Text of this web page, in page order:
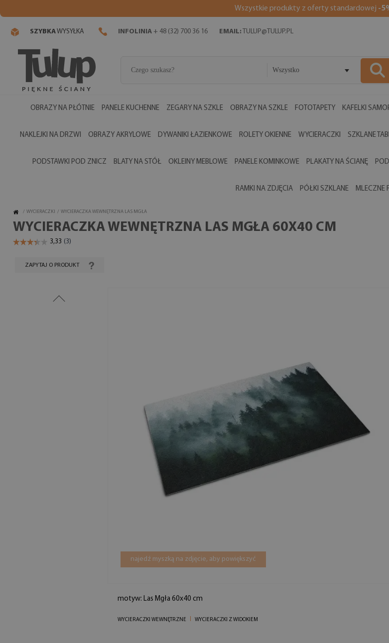
Wszystkie produkty z oferty standardowej -
SZYBKAWYSYŁKA INFOLINIA + 48 (32) 700 36 16 EMAIL: TULUP@TULUP.PL
Wszystko
OBRAZY NA PŁÓTNIE PANELE KUCHENNE ZEGARY NA SZKLE OBRAZY NA SZKLE FOTOTAPETY KAFELKI
NAKLEJKI NA DRZWI OBRAZY AKRYLOWE DYWANIKI ŁAZIENKOWE ROLETY OKIENNE WYCIERACZKI SZKLANE
PODSTAWKI POD ZNICZ BLATY NA STÓŁ OKLEINY MEBLOWE PANELE KOMINKOWE PLAKATY NA ŚCIANĘ
RAMKI NA ZDJĘCIA PÓŁKI SZKLANE MLECZNE
/ WYCIERACZKI / WYCIERACZKA WEWNĘTRZNA LAS MGŁA
WYCIERACZKA WEWNĘTRZNA LAS MGŁA 60X40 CM
ZAPYTAJ O PRODUKT
najedź myszką na zdjęcie, aby powiększyć
motyw: Las Mgła 60x40 cm
WYCIERACZKI WEWNĘTRZNE WYCIERACZKI Z WIDOKIEM